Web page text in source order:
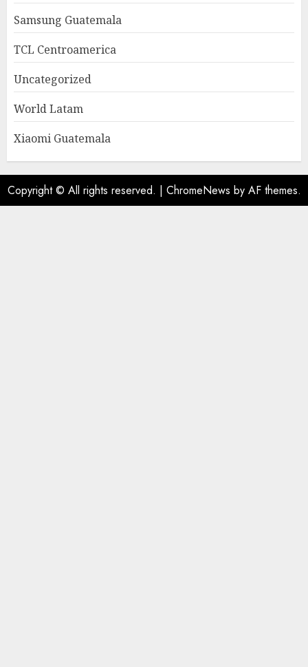
Samsung Guatemala
TCL Centroamerica
Uncategorized
World Latam
Xiaomi Guatemala
Copyright © All rights reserved. | ChromeNews by AF themes.